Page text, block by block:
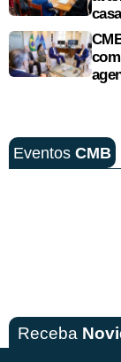
Eventos CMB
Receba